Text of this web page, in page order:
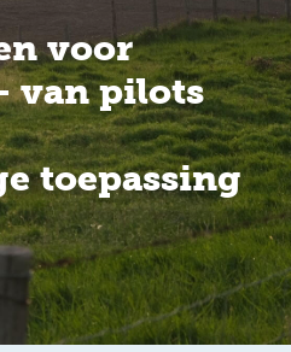
voor
van pilots
toepassing